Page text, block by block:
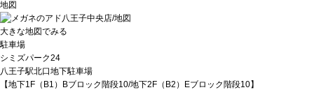
地図
大きな地図でみる
駐車場
シミズパーク24
八王子駅北口地下駐車場
【地下1F（B1）Bブロック階段10/地下2F（B2）Eブロック階段10】